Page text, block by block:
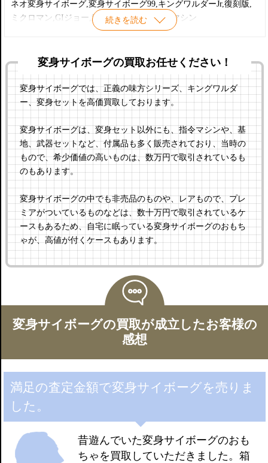
続きを読む
ネオ変身サイボーグ,変身サイボーグ99,キングワルダーJr,復刻版,
ミクロマン,GIジョー,武器セット,基地,指令マシン
変身サイボーグの買取お任せください！
変身サイボーグでは、正義の味方シリーズ、キングワルダ
ー、変身セットを高価買取しております。
変身サイボーグは、変身セット以外にも、指令マシンや、基
地、武器セットなど、付属品も多く販売されており、当時の
もので、希少価値の高いものは、数万円で取引されているも
のもあります。
変身サイボーグの中でも非売品のものや、レアもので、プレ
ミアがついているものなどは、数十万円で取引されているケ
ースもあるため、自宅に眠っている変身サイボーグのおもち
ゃが、高値が付くケースもあります。
変身サイボーグの買取が成立したお客様の
感想
満足の査定金額で変身サイボーグを売りま
した。
昔遊んでいた変身サイボーグのおも
ちゃを買取していただきました。箱